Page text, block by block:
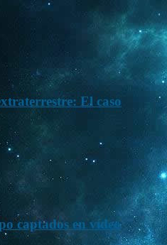
El caso
captados en vídeo